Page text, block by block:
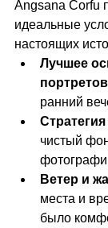
Angsana Corfu
идеальные
настоящих
Лучшее
портретов
ранний
чистый
Ветер и
места и
было